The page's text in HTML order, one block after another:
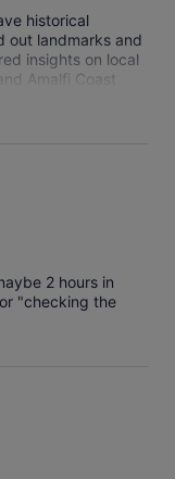
historical
out landmarks and
insights on local
Amalfi Coast
2 hours in
"checking the